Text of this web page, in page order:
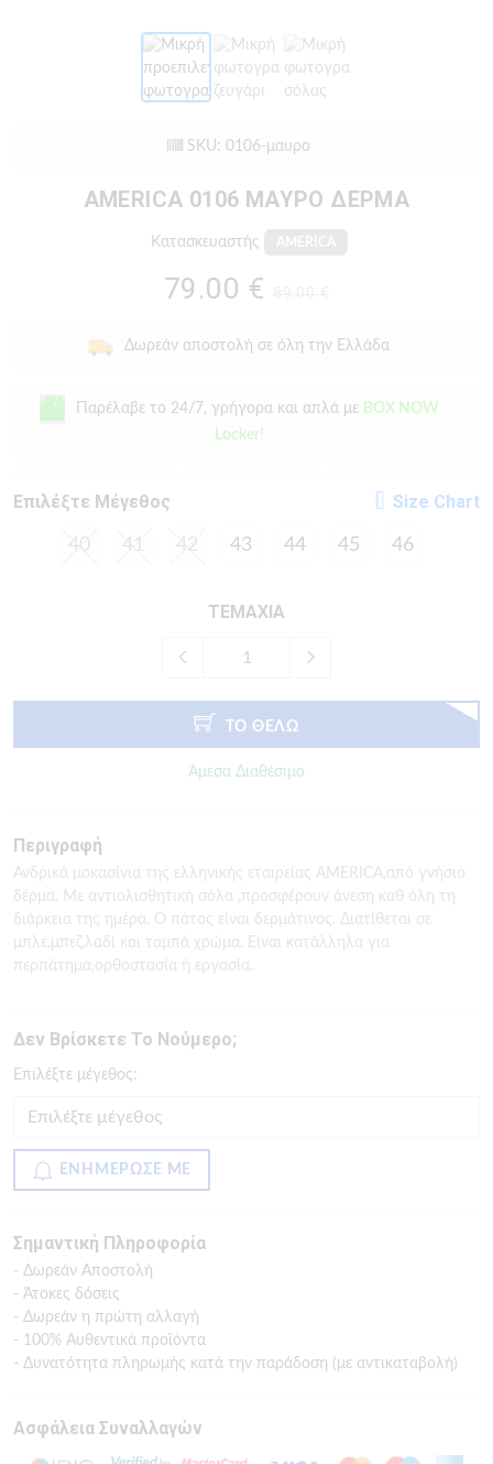
SKU: 0106-μαυρο
AMERICA 0106 ΜΑΥΡΟ ΔΕΡΜΑ
Κατασκευαστής
79.00 €
Δωρεάν αποστολή σε όλη την Ελλάδα
Παρέλαβε το 24/7, γρήγορα και απλά με BOX NOW
Locker!
Eπιλέξτε Μέγεθος Size Chart
40 41 42 43 44 45 46
ΤΕΜΑΧΙΑ
ΤΟ ΘΕΛΩ
Άμεσα Διαθέσιμο
Περιγραφή
Ανδρικά μοκασίνια της ελληνικής εταιρείας AMERICA,από γνήσιο
δέρμα. Με αντιολισθητική σόλα ,προσφέρουν άνεση καθ όλη τη
διάρκεια της ημέρα. Ο πάτος είναι δερμάτινος. Διατίθεται σε
μπλε,μπεζ,λαδί και ταμπά χρώμα. Είναι κατάλληλα για
περπάτημα,ορθοστασία ή εργασία.
Δεν Βρίσκετε Το Νούμερο;
Eπιλέξτε μέγεθος:
ΕΝΗΜΕΡΩΣΕ ΜΕ
Σημαντική Πληροφορία
- Δωρεάν Αποστολή
- Άτοκες δόσεις
- Δωρεάν η πρώτη αλλαγή
- 100% Αυθεντικά προϊόντα
- Δυνατότητα πληρωμής κατά την παράδοση (με αντικαταβολή)
Ασφάλεια Συναλλαγών